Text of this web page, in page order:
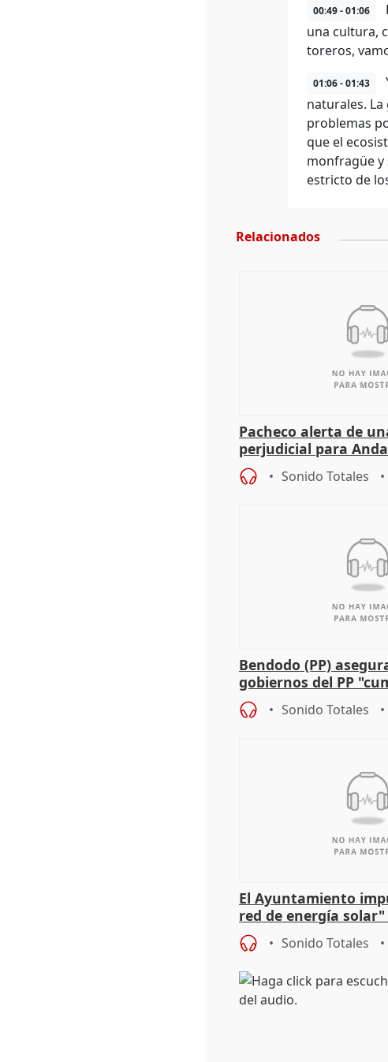
00:49 - 01:06
una cultura,
toreros,
01:06 - 01:43
naturales.
problemas
que el
monfragüe y
estricto de
Relacionados
Pacheco alerta de
perjudicial para
agricultura hay que
Sonido Totales
Bendodo (PP)
gobiernos del PP
sobre los menores
Sonido Totales
El Ayuntamiento
red de energía
autoconsumo
Sonido Totales